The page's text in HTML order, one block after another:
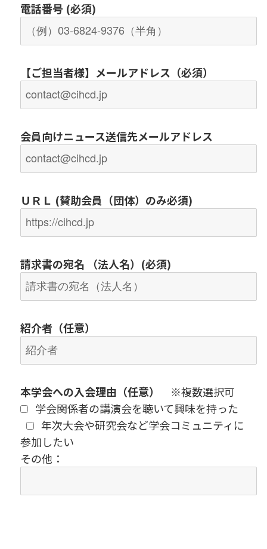
電話番号 (必須)
【ご担当者様】メールアドレス（必須）
会員向けニュース送信先メールアドレス
ＵＲＬ (賛助会員（団体） のみ必須)
請求書の宛名 （法人名）(必須)
紹介者（任意）
本学会への入会理由（任意）
※複数選択可
学会関係者の講演会を聴いて興味を持った
年次大会や研究会など学会コミュニティに
参加したい
その他：